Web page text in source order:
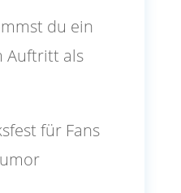
du ein
Auftritt als
für Fans